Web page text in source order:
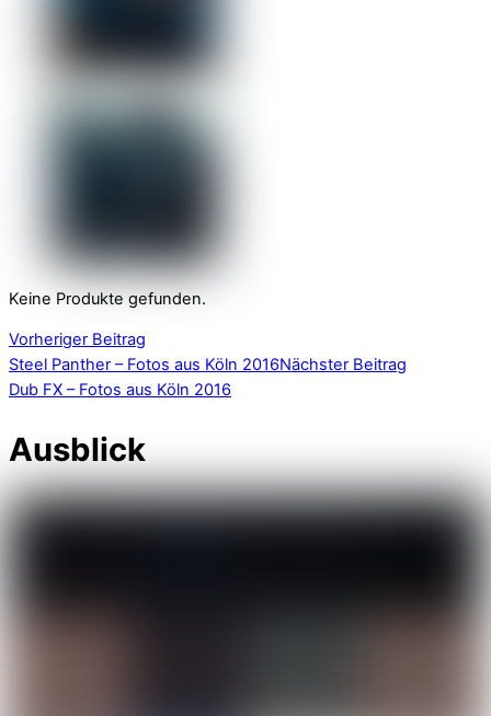
Keine Produkte gefunden.
Vorheriger Beitrag
Steel Panther – Fotos aus Köln 2016Nächster Beitrag
Dub FX – Fotos aus Köln 2016
Ausblick